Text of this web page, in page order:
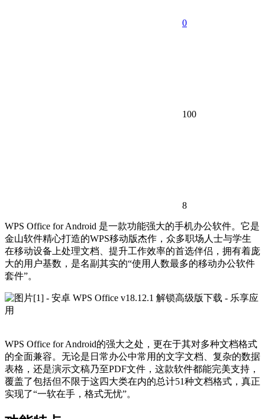
0
100
8
WPS Office for Android 是一款功能强大的手机办公软件。它是
金山软件精心打造的WPS移动版杰作，众多职场人士与学生
在移动设备上处理文档、提升工作效率的首选伴侣，拥有着庞
大的用户基数，是名副其实的“使用人数最多的移动办公软件
套件”。
WPS Office for Android的强大之处，更在于其对多种文档格式
的全面兼容。无论是日常办公中常用的文字文档、复杂的数据
表格，还是演示文稿乃至PDF文件，这款软件都能完美支持，
覆盖了包括但不限于这四大类在内的总计51种文档格式，真正
实现了“一软在手，格式无忧”。